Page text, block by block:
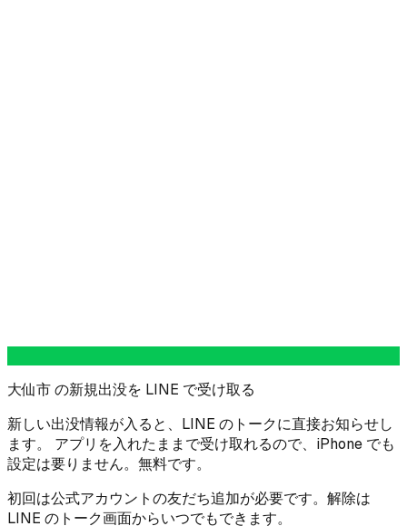
大仙市 の新規出没を LINE で受け取る
新しい出没情報が入ると、LINE のトークに直接お知らせし
ます。 アプリを入れたままで受け取れるので、iPhone でも
設定は要りません。無料です。
初回は公式アカウントの友だち追加が必要です。解除は
LINE のトーク画面からいつでもできます。